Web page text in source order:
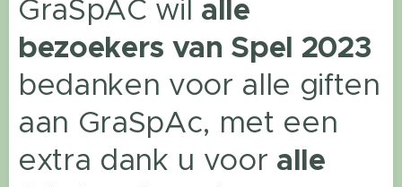
GraSpAC wil alle
bezoekers van Spel 2023
bedanken voor alle giften
aan GraSpAc, met een
extra dank u voor alle